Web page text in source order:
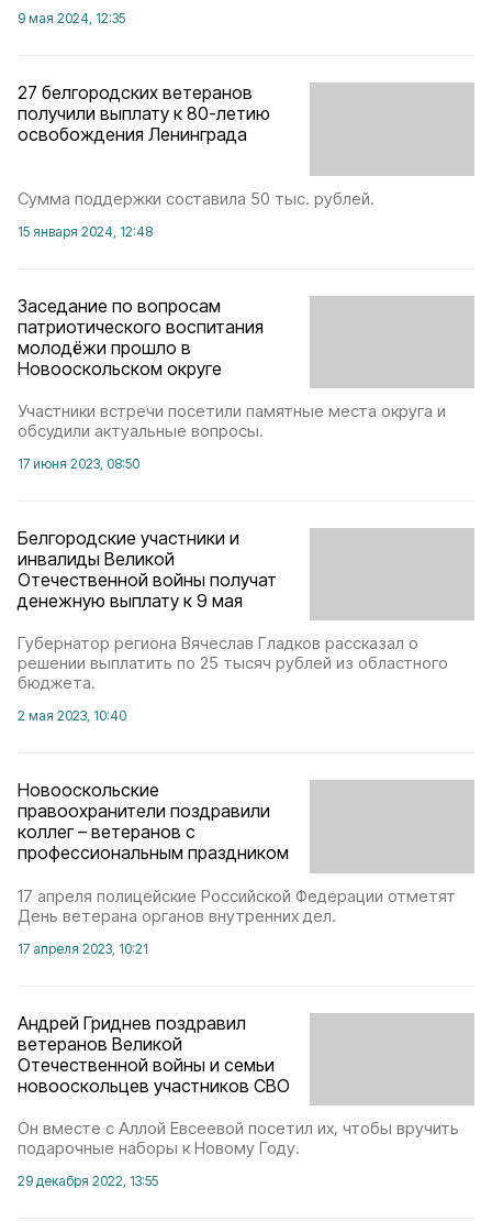
9 мая 2024, 12:35
27 белгородских ветеранов
получили выплату к 80-летию
освобождения Ленинграда
Сумма поддержки составила 50 тыс. рублей.
15 января 2024, 12:48
Заседание по вопросам
патриотического воспитания
молодёжи прошло в
Новооскольском округе
Участники встречи посетили памятные места округа и
обсудили актуальные вопросы.
17 июня 2023, 08:50
Белгородские участники и
инвалиды Великой
Отечественной войны получат
денежную выплату к 9 мая
Губернатор региона Вячеслав Гладков рассказал о
решении выплатить по 25 тысяч рублей из областного
бюджета.
2 мая 2023, 10:40
Новооскольские
правоохранители поздравили
коллег – ветеранов с
профессиональным праздником
17 апреля полицейские Российской Федерации отметят
День ветерана органов внутренних дел.
17 апреля 2023, 10:21
Андрей Гриднев поздравил
ветеранов Великой
Отечественной войны и семьи
новооскольцев участников СВО
Он вместе с Аллой Евсеевой посетил их, чтобы вручить
подарочные наборы к Новому Году.
29 декабря 2022, 13:55